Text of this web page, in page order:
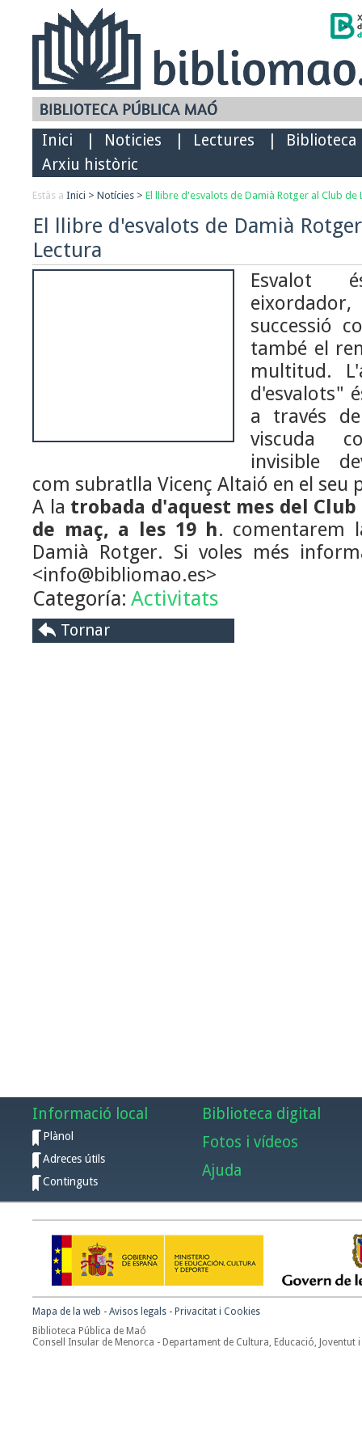
Inici Noticies Lectures
Biblioteca
Arxiu històric
Estàs a Inici > Notícies > El llibre d'esvalots de Damià Rotger al Club de
El llibre d'esvalots de Damià
Lectura
Esvalot
successió
també el
multitud.
d'esvalots"
a través
viscuda
invisible
com subratlla Vicenç Altaió en el seu
A la trobada d'aquest mes del
de maç, a les 19 h. comentarem
Damià Rotger. Si voles més
<info@bibliomao.es>
Categoría: Activitats
Tornar
Informació local
Plànol
Adreces útils
Continguts
Biblioteca digital
Fotos i vídeos
Ajuda
Mapa de la web - Avisos legals - Privacitat i Cookies
Biblioteca Pública de Maó
Consell Insular de Menorca - Departament de Cultura, Educació, Joventut